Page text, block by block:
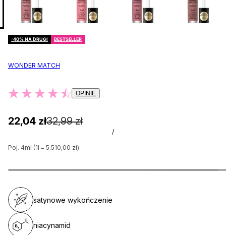
-40% NA DRUGI BESTSELLER
WONDER MATCH
OPINIE
22,04 zł32,99 zł
/
Poj. 4ml (1l = 5.510,00 zł)
niacynamid
satynowe wykończenie